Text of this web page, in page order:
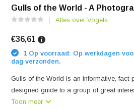
Gulls of the World - A
Alles over Vogels
€36,61
1 Op voorraad: Op werkdagen
dag verzonden.
Gulls of the World is an informative,
designed guide to a group of great
Toon meer